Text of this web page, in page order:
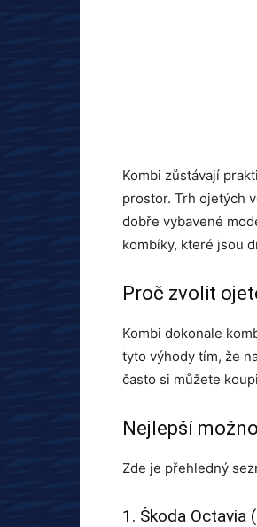
Kombi zůstávají
prostor. Trh ojetých
dobře vybavené
kombíky, které jsou
Proč zvolit
Kombi dokonale
tyto výhody tím, že
často si můžete
Nejlepší
Zde je přehledný
1. Škoda Octavia